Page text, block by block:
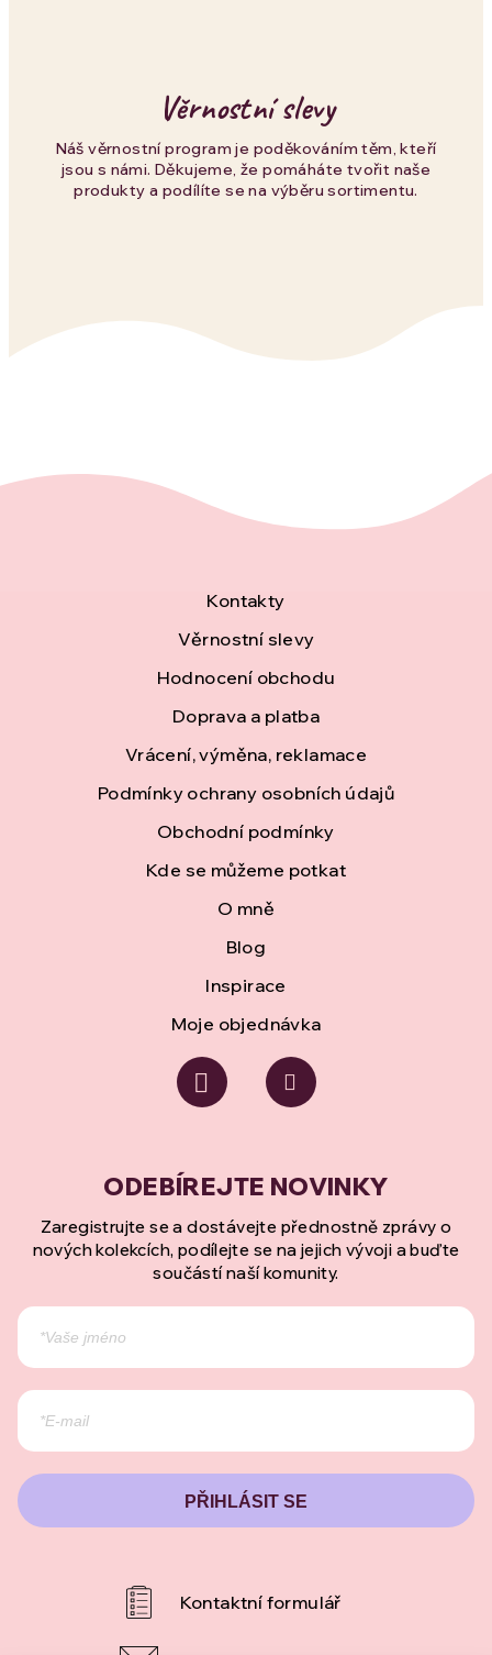
Věrnostní slevy
Náš věrnostní program je poděkováním těm, kteří
jsou s námi. Děkujeme, že pomáháte tvořit naše
produkty a podílíte se na výběru sortimentu.
Kontakty
Věrnostní slevy
Hodnocení obchodu
Doprava a platba
Vrácení, výměna, reklamace
Podmínky ochrany osobních údajů
Obchodní podmínky
Kde se můžeme potkat
O mně
Blog
Inspirace
Moje objednávka
Zaregistrujte se a dostávejte přednostně zprávy o
nových kolekcích, podílejte se na jejich vývoji a buďte
součástí naší komunity.
PŘIHLÁSIT SE